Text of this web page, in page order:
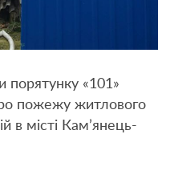
порятунку «101»
пожежу житлового
в місті Кам’янець-